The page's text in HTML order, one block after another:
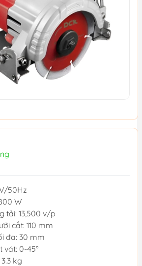
50Hz
W
tải: 13,500 v/p
cắt: 110 mm
đa: 30 mm
vát: 0-45°
kg